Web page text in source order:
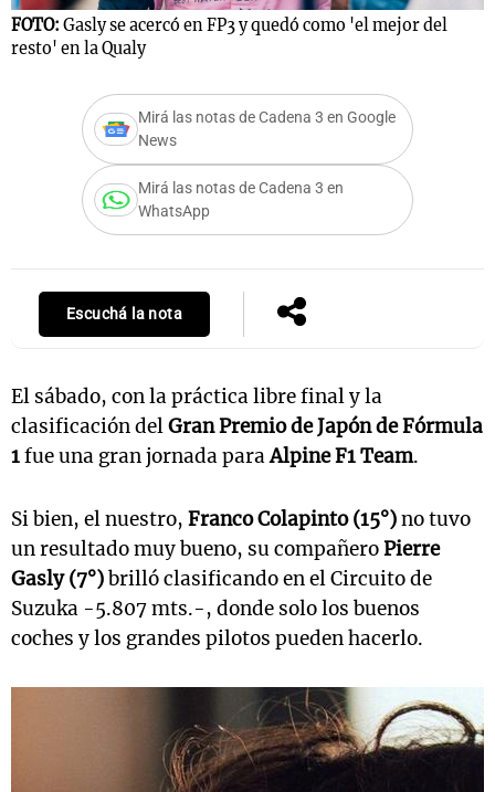
FOTO: Gasly se acercó en FP3 y quedó como 'el mejor del
resto' en la Qualy
Mirá las notas de Cadena 3 en Google
News
Mirá las notas de Cadena 3 en
WhatsApp
Escuchá la nota
El sábado, con la práctica libre final y la
clasificación delGran Premio de Japón de Fórmula
1fue una gran jornada paraAlpine F1 Team.
Si bien, el nuestro, Franco Colapinto (15°)no tuvo
un resultado muy bueno, su compañeroPierre
Gasly (7°)brilló clasificando en el Circuito de
Suzuka -5.807 mts.-, donde solo los buenos
coches y los grandes pilotos pueden hacerlo.